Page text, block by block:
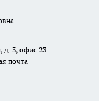
д. 3, офис 23
почта